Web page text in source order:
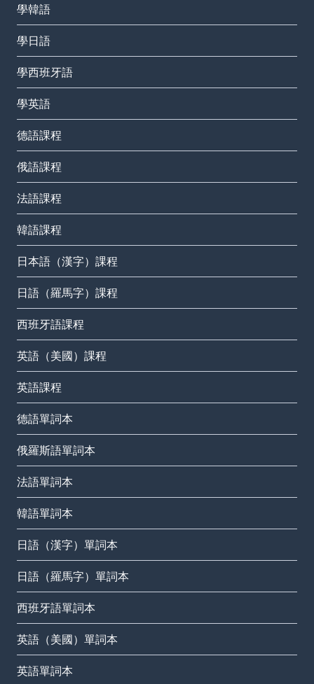
學韓語
學日語
學西班牙語
學英語
德語課程
俄語課程
法語課程
韓語課程
日本語（漢字）課程
日語（羅馬字）課程
西班牙語課程
英語（美國）課程
英語課程
德語單詞本
俄羅斯語單詞本
法語單詞本
韓語單詞本
日語（漢字）單詞本
日語（羅馬字）單詞本
西班牙語單詞本
英語（美國）單詞本
英語單詞本